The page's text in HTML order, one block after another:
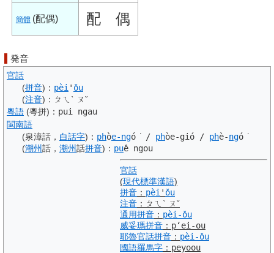
簡體 (配偶) 配 偶
発音
官話
(拼音) ： pèi ' ǒu
(注音) ： ㄆㄟˋ ㄡˇ
粵語 (粵拼) ： pui ngau
閩南語
(泉漳話， 白話字) ： phòe-ngó͘/ phòe-gió / phè-ngó͘
(潮州話， 潮州話拼音) ： puê ngou
官話
(現代標準漢語)
拼音 ： pèi ' ǒu
注音 ： ㄆㄟˋ ㄡˇ
通用拼音 ： pèi-ǒu
威妥瑪拼音 ： pʻei-ou
耶魯官話拼音 ： pèi-ǒu
國語羅馬字 ： peyoou